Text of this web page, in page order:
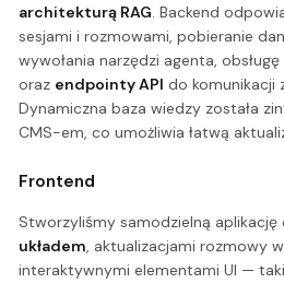
architekturą RAG. Backend
sesjami i rozmowami, pobieranie
wywołania narzędzi agenta,
oraz endpointy API do komunikacji
Dynamiczna baza wiedzy została
CMS-em, co umożliwia łatwą
Frontend
Stworzyliśmy samodzielną aplikację
układem, aktualizacjami rozmowy
interaktywnymi elementami UI —